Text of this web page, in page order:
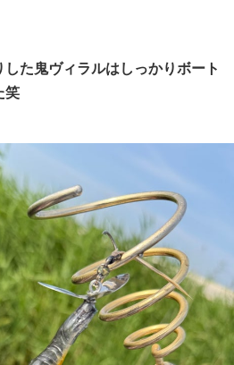
た鬼ヴィラルはしっかりボート
笑